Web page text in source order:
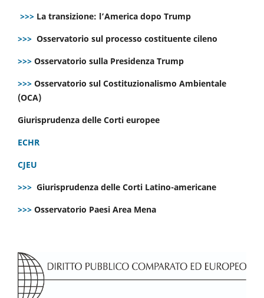
>>> La transizione: l’America dopo Trump
>>> Osservatorio sul processo costituente cileno
>>> Osservatorio sulla Presidenza Trump
>>> Osservatorio sul Costituzionalismo Ambientale
(OCA)
Giurisprudenza delle Corti europee
ECHR
CJEU
>>> Giurisprudenza delle Corti Latino-americane
>>> Osservatorio Paesi Area Mena